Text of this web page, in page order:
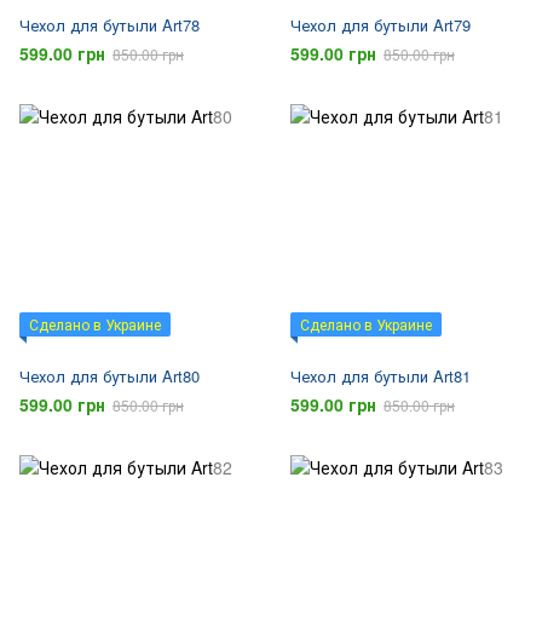
Чехол для бутыли Art78
599.00 грн 850.00 грн
Чехол для бутыли Art79
599.00 грн 850.00 грн
Сделано в Украине
Чехол для бутыли Art80
599.00 грн 850.00 грн
Сделано в Украине
Чехол для бутыли Art81
599.00 грн 850.00 грн